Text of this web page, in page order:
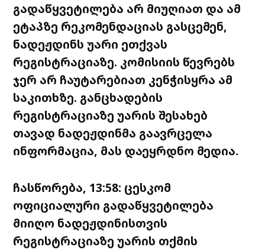
გადაწყვეტილება არ მიუღიათ და ამ
ეტაპზე რეკომენდაციას გასცემენ,
ნადეჟდინს უარი ეთქვას
რეგისტრაციაზე. კომისიის წევრებს
ჯერ არ ჩაუტარებიათ კენჭისყრა ამ
საკითხზე. განცხადების
რეგისტრაციაზე უარის შესახებ
თავად ნადეჟდინმა გაავრცელა
ინფორმაცია, მას დაეყრდნო მედია.
ჩასწორება, 13:58: ცესკომ
ოფიციალური გადაწყვეტილება
მიიღო ნადეჟდინისთვის
რეგისტრაციაზე უარის თქმის